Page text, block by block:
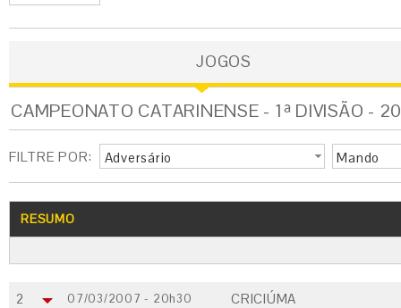
JOGOS
CAMPEONATO CATARINENSE - 1ª DIVISÃO -
FILTRE POR: Adversário Mando
RESUMO
2 07/03/2007 - 20h30 CRICIÚMA